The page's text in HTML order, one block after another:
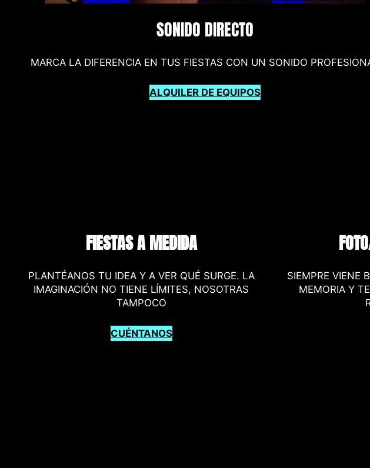
SONIDO DIRECTO
MARCA LA DIFERENCIA EN TUS FIESTAS CON UN SONIDO
ALQUILER DE EQUIPOS
FIESTAS A MEDIDA
PLANTÉANOS TU IDEA Y A VER QUÉ SURGE. LA
IMAGINACIÓN NO TIENE LÍMITES, NOSOTRAS
TAMPOCO
CUÉNTANOS
SIEMPRE VIENE
MEMORIA Y